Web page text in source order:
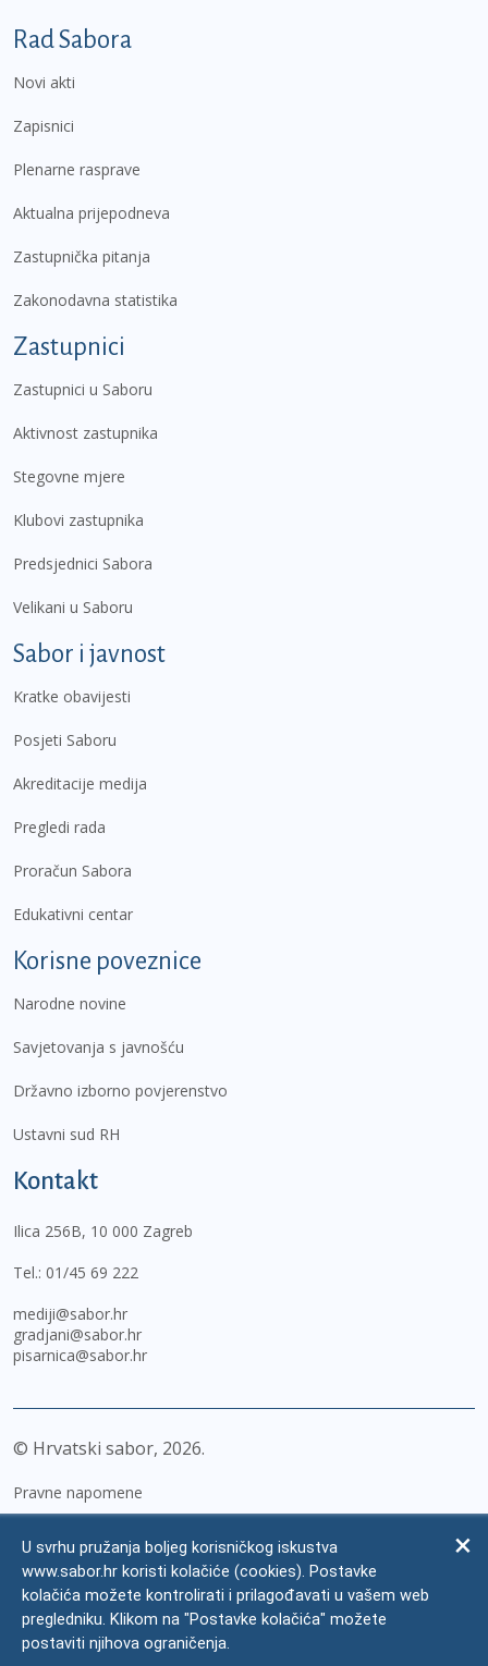
Podnožje prvi izbornik
Rad Sabora
Novi akti
Zapisnici
Plenarne rasprave
Aktualna prijepodneva
Zastupnička pitanja
Zakonodavna statistika
Zastupnici
Zastupnici u Saboru
Aktivnost zastupnika
Stegovne mjere
Klubovi zastupnika
Predsjednici Sabora
Velikani u Saboru
Sabor i javnost
Kratke obavijesti
Posjeti Saboru
Akreditacije medija
Pregledi rada
Proračun Sabora
Edukativni centar
Korisne poveznice
Narodne novine
Savjetovanja s javnošću
Državno izborno povjerenstvo
Ustavni sud RH
Kontakt
Ilica 256B, 10 000 Zagreb
Tel.: 01/45 69 222
mediji@sabor.hr
gradjani@sabor.hr
pisarnica@sabor.hr
© Hrvatski sabor, 2026
Pravne napomene
Zaštita osobnih podataka
Impressum
Česta pitanja
U svrhu pružanja boljeg korisničkog iskustva
www.sabor.hr koristi kolačiće (cookies). Postavke
kolačića možete kontrolirati i prilagođavati u vašem web
pregledniku. Klikom na "Postavke kolačića" možete
postaviti njihova ograničenja.